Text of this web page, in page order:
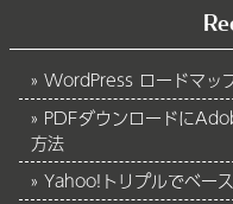
WordPress ロードマッ
PDFダウンロードに
方法
Yahoo!トリプルでベー